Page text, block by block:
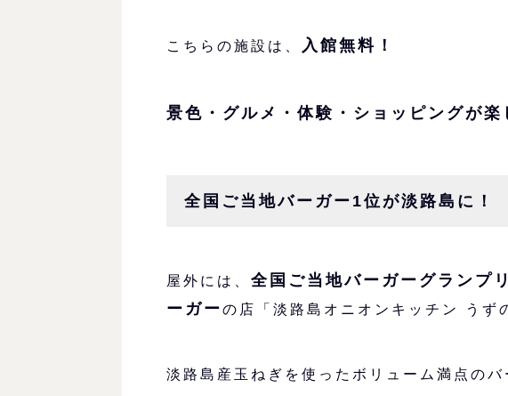
こちらの施設は、 入館無料！
景色・グルメ・体験・ショッピングが楽
全国ご当地バーガー1位が淡路島に！
屋外には、 全国ご当地バーガーグランプ
ーガーの店「淡路島オニオンキッチン うず
淡路島産玉ねぎを使ったボリューム満点のバ